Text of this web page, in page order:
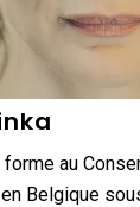
forme au
Belgique